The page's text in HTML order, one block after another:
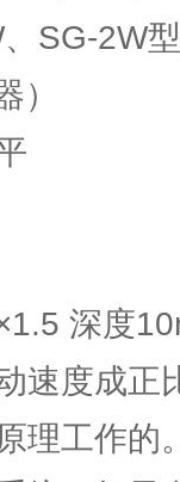
SG-2W
）
深度
速度成正
理工作的